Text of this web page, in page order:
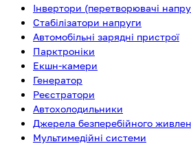
Інвертори (перетворювачі
Стабілізатори напруги
Автомобільні зарядні пристрої
Парктроніки
Екшн-камери
Генератор
Реєстратори
Автохолодильники
Джерела безперебійного
Мультимедійні системи